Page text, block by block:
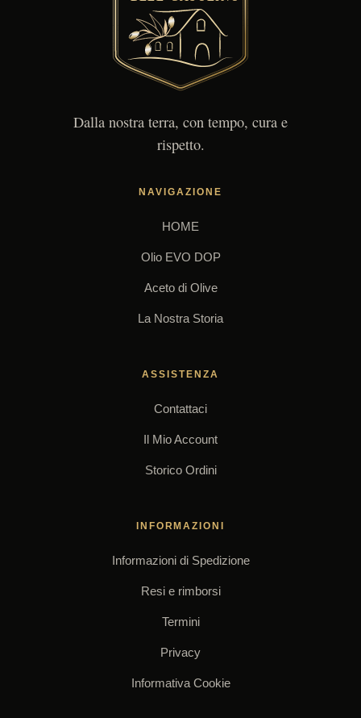
Dalla nostra terra, con tempo, cura e
rispetto.
NAVIGAZIONE
HOME
Olio EVO DOP
Aceto di Olive
La Nostra Storia
ASSISTENZA
Contattaci
Il Mio Account
Storico Ordini
INFORMAZIONI
Informazioni di Spedizione
Resi e rimborsi
Termini
Privacy
Informativa Cookie